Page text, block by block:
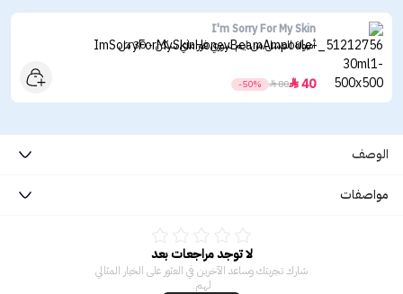
I'm Sorry For My Skin
أمبولة العسل من ايم سوري فور ماي سكن - 30 مل
40

80

-50%
الوصف
مواصفات
لا توجد مراجعات بعد
شارك تجربتك وساعد الآخرين في العثور على الخيار المثالي
لهم.